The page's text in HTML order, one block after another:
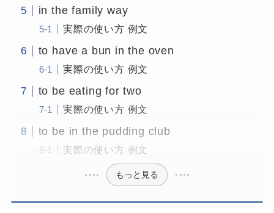
in the family way
実際の使い方 例文
to have a bun in the oven
実際の使い方 例文
to be eating for two
実際の使い方 例文
to be in the pudding club
実際の使い方 例文
もっと見る